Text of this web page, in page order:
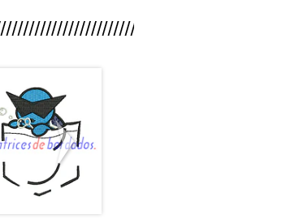
HY88SB -
Pokemon ...
$990